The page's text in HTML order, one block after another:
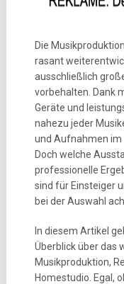
Die
rasant
ausschließlich
vorbehalten. Dank
Geräte und
nahezu jeder
und Aufnahmen im
Doch welche
professionelle
sind für Einsteiger
bei der Auswahl
In diesem Artikel
Überblick über das
Musikproduktion,
Homestudio. Egal,